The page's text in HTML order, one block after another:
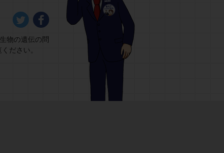
物の遺伝の問
ださい。